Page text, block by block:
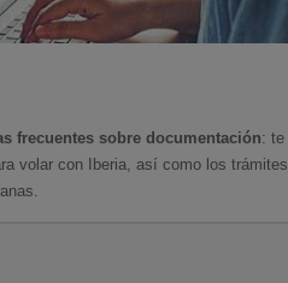
frecuentes sobre documentación: te
volar con Iberia, así como los trámites